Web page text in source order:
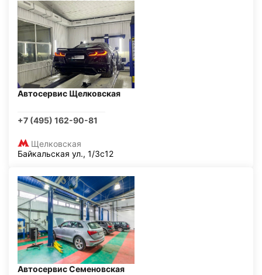
Автосервис Щелковская
+7 (495) 162-90-81
Щелковская
Байкальская ул., 1/3с12
Автосервис Семеновская